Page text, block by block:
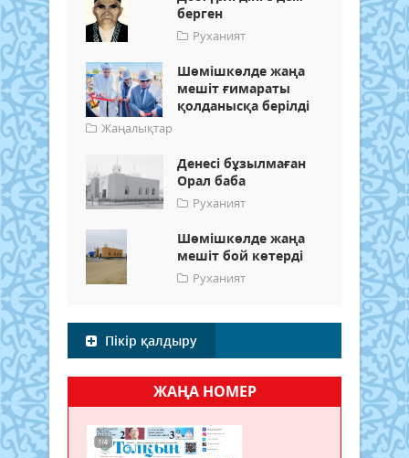
берген
Руханият
Шөмішкөлде жаңа
мешіт ғимараты
қолданысқа берілді
Жаңалықтар
Денесі бұзылмаған
Орал баба
Руханият
Шөмішкөлде жаңа
мешіт бой көтерді
Руханият
Пікір қалдыру
ЖАҢА НОМЕР